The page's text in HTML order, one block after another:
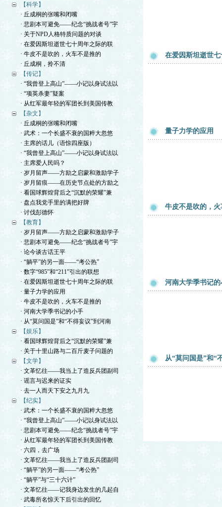
【科学】
· 丘成桐的张嘴和闭嘴
· 悲剧本可避免——纪念“挑战者号”宇
· 关于NPD人格特质问题的对谈
· 在爱因斯坦逝世七十周年之际的联
· 牛皮不是吹的，火车不是推的
· 丘成桐，拎不清
【传记】
· “我曾登上高山”——小记以身试法以
· “项英杀妻”疑案
· 从红军最年轻的军团长到美国传教
【杂文】
· 丘成桐的张嘴和闭嘴
· 武术：一个长盛不衰的国粹大忽悠
· 主席的话儿（语惊四座版）
· “我曾登上高山”——小记以身试法以
· 主席爱人民吗？
· 岁月留声——方励之启蒙和激励学子
· 岁月留痕——在历史节点处的方励之
· 看国球辉煌背后之“沉默的荣耀”兼
· 盘点我党手里的满把好牌
· 讨伐彭德怀
【教育】
· 岁月留声——方励之启蒙和激励学子
· 悲剧本可避免——纪念“挑战者号”宇
· 论今谈古话王平
· “躺平”的另一面——“考公热”
· 数字“985”和“211”引出的联想
· 在爱因斯坦逝世七十周年之际的联
· 量子力学的应用
· 牛皮不是吹的，火车不是推的
· 河南大学季书记的小手
· 从“莫问国是”和“不得妄议”到河南
【娱乐】
· 看国球辉煌背后之“沉默的荣耀”兼
· 关于十里山路与二百斤麦子问题的
【文学】
· 文革忆往——我当上了造反兵团副司
· 谣言与迟来的证实
· 去一人而天下安之九月九
【纪实】
· 武术：一个长盛不衰的国粹大忽悠
· “我曾登上高山”——小记以身试法以
· 悲剧本可避免——纪念“挑战者号”宇
· 从红军最年轻的军团长到美国传教
· 六四，去广场
· 文革忆往——我当上了造反兵团副司
· “躺平”的另一面——“考公热”
· “躺平”与“三十六计”
· 文革忆往——记我身边发生的几起自
· 武毒所名惊天下后引出的回忆
在爱因斯坦逝世
量子力学的应用
牛皮不是吹的，
河南大学季书记的
从“莫问国是”和“